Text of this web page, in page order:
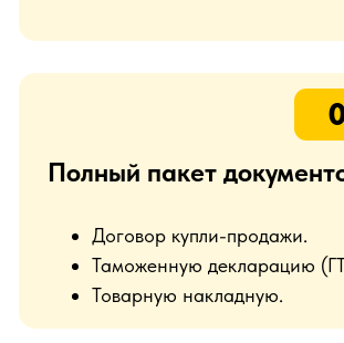
Договор купли-продажи.
Таможенную декларацию
Товарную накладную.
Полный пакет